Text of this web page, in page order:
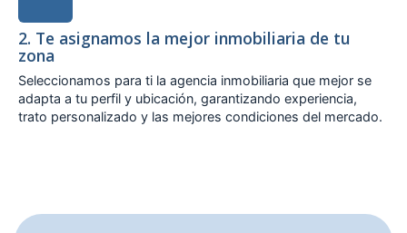
2. Te asignamos la mejor inmobiliaria de tu
zona
Seleccionamos para ti la agencia inmobiliaria que mejor se
adapta a tu perfil y ubicación, garantizando experiencia,
trato personalizado y las mejores condiciones del mercado.